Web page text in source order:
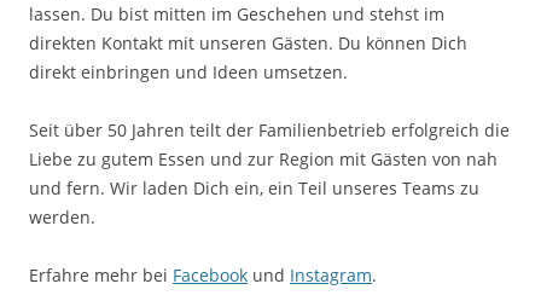
lassen. Du bist mitten im Geschehen und stehst im
direkten Kontakt mit unseren Gästen. Du können Dich
direkt einbringen und Ideen umsetzen.
Seit über 50 Jahren teilt der Familienbetrieb erfolgreich die
Liebe zu gutem Essen und zur Region mit Gästen von nah
und fern. Wir laden Dich ein, ein Teil unseres Teams zu
werden.
Erfahre mehr bei Facebook und Instagram.